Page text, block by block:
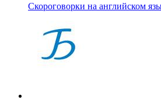
Скороговорки на английском